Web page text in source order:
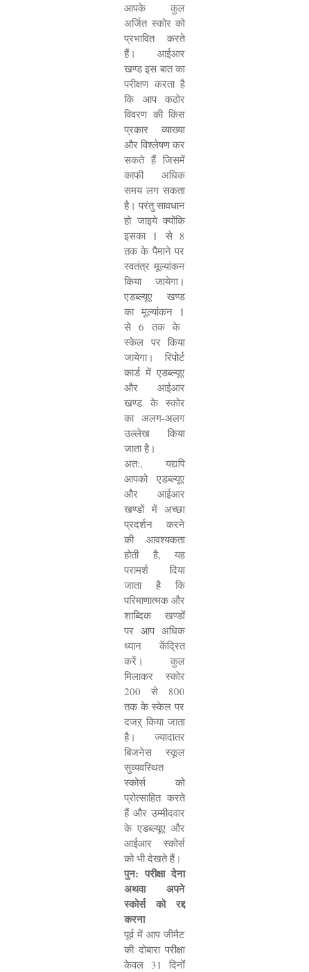
आपके कुल
अर्जित स्कोर को
प्रभावित करते
हैं। आईआर
खण्ड इस बात का
परीक्षण करता है
कि आप कठोर
विवरण की किस
प्रकार व्याख्या
और विश्लेषण कर
सकते हैं जिसमें
काफी अधिक
समय लग सकता
है। परंतु सावधान
हो जाइये क्योंकि
इसका 1 से 8
तक के पैमाने पर
स्वतंत्र मूल्यांकन
किया जायेगा।
एडब्ल्यूए खण्ड
का मूल्यांकन 1
से 6 तक के
स्केल पर किया
जायेगा। रिपोर्ट
कार्ड में एडब्ल्यूए
और आईआर
खण्ड के स्कोर
का अलग-अलग
उल्लेख किया
जाता है।
अत:, यद्यपि
आपको एडब्ल्यूए
और आईआर
खण्डों में अच्छा
प्रदर्शन करने
की आवश्यकता
होती है, यह
परामर्श दिया
जाता है कि
परिमाणात्मक और
शाब्दिक खण्डों
पर आप अधिक
ध्यान केंद्रित
करें। कुल
मिलाकर स्कोर
200 से 800
तक के स्केल पर
दजऱ् किया जाता
है। ज्यादातर
बिजनेस स्कूल
सुव्यवस्थित
स्कोर्स को
प्रोत्साहित करते
हैं और उम्मीदवार
के एडब्ल्यूए और
आईआर स्कोर्स
को भी देखते हैं।
पुन: परीक्षा देना
अथवा अपने
स्कोर्स को रद्द
करना
पूर्व में आप जीमैट
की दोबारा परीक्षा
केवल 31 दिनों